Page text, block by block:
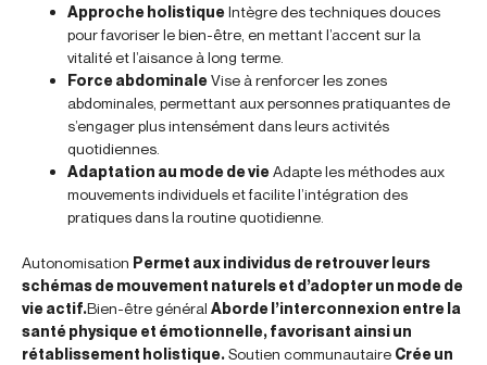
Approche holistiqueIntègre des techniques douces
pour favoriser le bien-être, en mettant l’accent sur la
vitalité et l’aisance à long terme.
Force abdominaleVise à renforcer les zones
abdominales, permettant aux personnes pratiquantes de
s’engager plus intensément dans leurs activités
quotidiennes.
Adaptation au mode de vieAdapte les méthodes aux
mouvements individuels et facilite l’intégration des
pratiques dans la routine quotidienne.
Autonomisation Permet aux individus de retrouver leurs
schémas de mouvement naturels et d’adopter un mode de
vie actif.Bien-être général Aborde l’interconnexion entre la
santé physique et émotionnelle, favorisant ainsi un
rétablissement holistique.Soutien communautaire Crée un